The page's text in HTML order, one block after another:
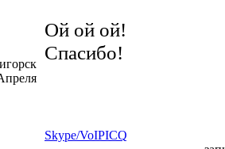
Ой ой ой!
Спасибо!
Skype/VoIPICQ